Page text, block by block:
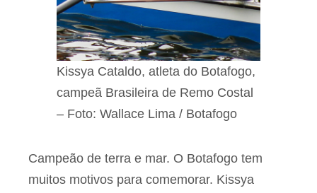
Kissya Cataldo, atleta do Botafogo,
campeã Brasileira de Remo Costal
– Foto: Wallace Lima / Botafogo
Campeão de terra e mar. O Botafogo tem
muitos motivos para comemorar. Kissya